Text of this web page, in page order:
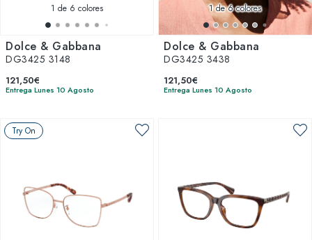
1 de 6 colores
Dolce & Gabbana
DG3425 3148
121,50€
Entrega Lunes 10 Agosto
1de 6 colores
Dolce & Gabbana
DG3425 3438
121,50€
Entrega Lunes 10 Agosto
Try On